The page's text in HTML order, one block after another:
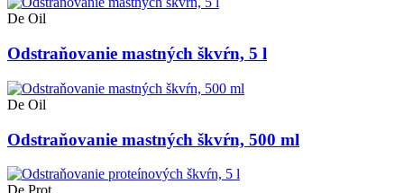
De Oil
Odstraňovanie mastných škvŕn, 5 l
De Oil
Odstraňovanie mastných škvŕn, 500 ml